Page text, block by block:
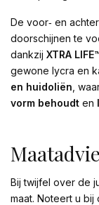
De voor‑ en
doorschijnen te
dankzij XTRA
gewone lycra en
en huidoliën ,
vorm behoudt en
Bij twijfel over de
maat. Noteert u